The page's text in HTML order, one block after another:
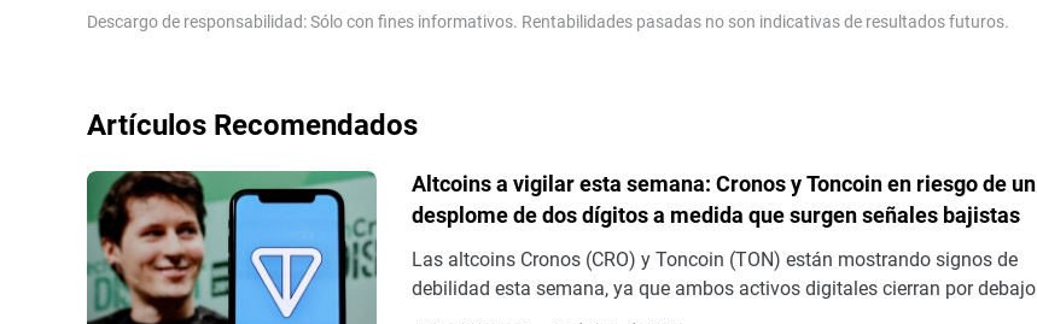
Descargo de responsabilidad: Sólo con fines informativos. Rentabilidades pasadas no son indicativas de resultados futuros.
Artículos Recomendados
Altcoins a vigilar esta semana: Cronos y Toncoin en riesgo de un
desplome de dos dígitos a medida que surgen señales bajistas
Las altcoins Cronos (CRO) y Toncoin (TON) están mostrando signos de
debilidad esta semana, ya que ambos activos digitales cierran por debajo
de líneas de tendencia ascendentes clave, señalando un posible cambio en